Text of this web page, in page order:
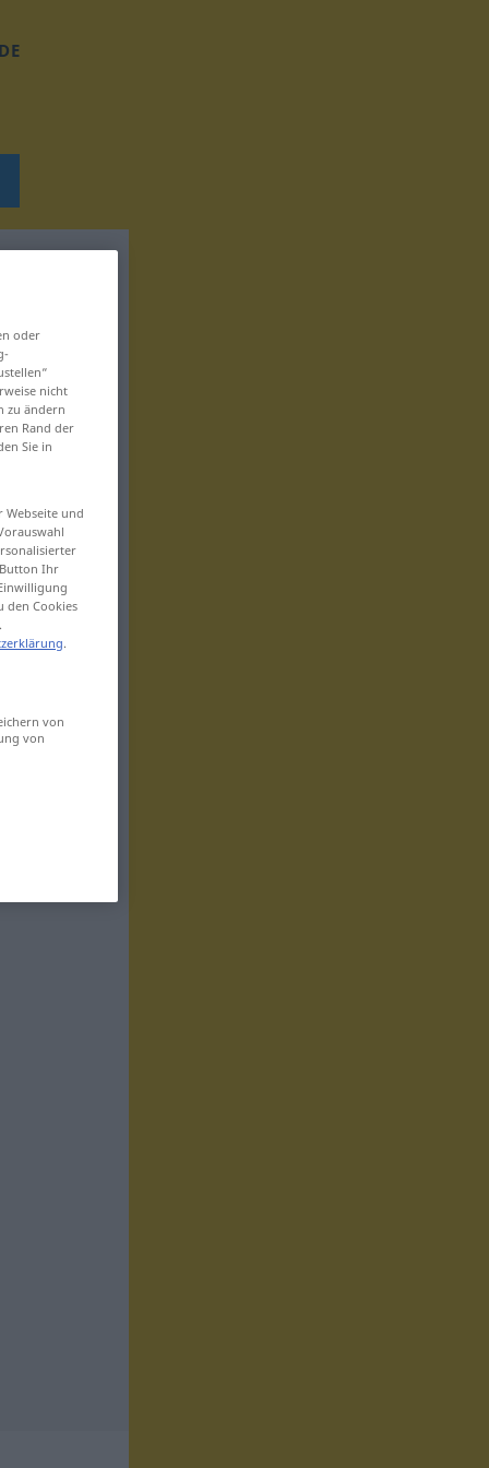
DE
oder
nicht
zu ändern
Rand der
Sie in
und
Ihr
den Cookies
.
von
von